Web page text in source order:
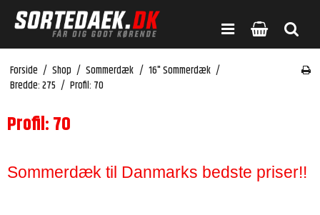
Forside / Shop / Sommerdæk / 16" Sommerdæk /
Bredde: 275 / Profil: 70
Profil: 70
Sommerdæk til Danmarks bedste priser!!